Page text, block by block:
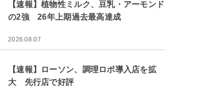
【速報】植物性ミルク、豆乳・アーモンド
の2強 26年上期過去最高達成
2026.08.07
【速報】ローソン、調理ロボ導入店を拡
大 先行店で好評